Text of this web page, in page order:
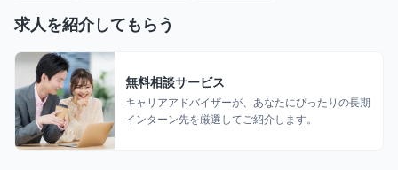
求人を紹介してもらう
無料相談サービス
キャリアアドバイザーが、あなたにぴったりの長期
インターン先を厳選してご紹介します。